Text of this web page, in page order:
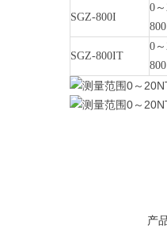
SGZ-800I
0
800
SGZ-800IT
0
800
产